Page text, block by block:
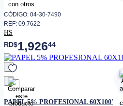
CÓDIGO: 04-30-7490
REF: 09.7622
HS
RD$1,92644
favorito
PAPEL 5% PROFESIONAL 60X100'